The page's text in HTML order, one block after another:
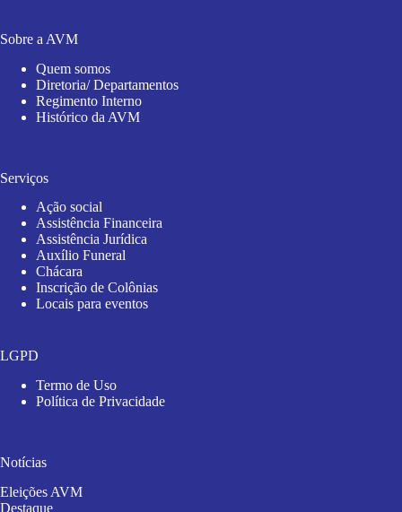
Sobre a AVM
Quem somos
Diretoria/ Departamentos
Regimento Interno
Histórico da AVM
Serviços
Ação social
Assistência Financeira
Assistência Jurídica
Auxílio Funeral
Chácara
Inscrição de Colônias
Locais para eventos
LGPD
Termo de Uso
Política de Privacidade
Notícias
Eleições AVM
Destaque